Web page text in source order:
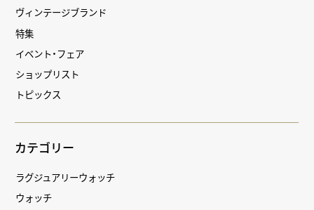
ヴィンテージブランド
特集
イベント・フェア
ショップリスト
トピックス
カテゴリー
ラグジュアリーウォッチ
ウォッチ